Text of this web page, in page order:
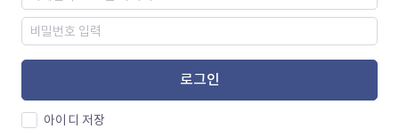
로그인
아이디 저장